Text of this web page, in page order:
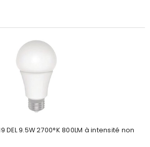
DEL 9.5W 2700°K 800LM à intensité non